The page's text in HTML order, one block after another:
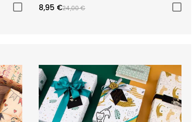
8,95 €24,00 €